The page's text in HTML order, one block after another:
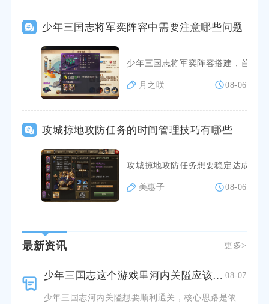
少年三国志将军奕阵容中需要注意哪些问题
少年三国志将军奕阵容搭建，首要
月之咲 08-06
攻城掠地攻防任务的时间管理技巧有哪些
攻城掠地攻防任务想要稳定达成目
美惠子 08-06
最新资讯 更多>
少年三国志这个游戏里河内关隘应该怎么过 08-07